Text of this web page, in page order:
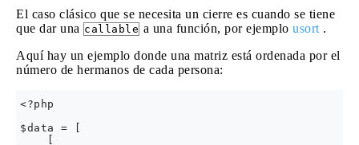
El caso clásico que se necesita un cierre es cuando se tiene
que dar una callable a una función, por ejemplo usort .
Aquí hay un ejemplo donde una matriz está ordenada por el
número de hermanos de cada persona:
<?php
$data = [